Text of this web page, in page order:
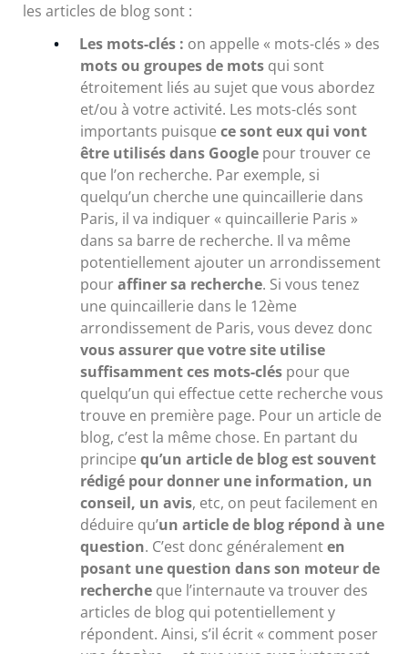
les articles de blog sont :
Les mots-clés : on appelle « mots-clés » des
mots ou groupes de mots qui sont
étroitement liés au sujet que vous abordez
et/ou à votre activité. Les mots-clés sont
importants puisque ce sont eux qui vont
être utilisés dans Google pour trouver ce
que l’on recherche. Par exemple, si
quelqu’un cherche une quincaillerie dans
Paris, il va indiquer « quincaillerie Paris »
dans sa barre de recherche. Il va même
potentiellement ajouter un arrondissement
pouraffiner sa recherche. Si vous tenez
une quincaillerie dans le 12ème
arrondissement de Paris, vous devez donc
vous assurer que votre site utilise
suffisamment ces mots-clés pour que
quelqu’un qui effectue cette recherche vous
trouve en première page. Pour un article de
blog, c’est la même chose. En partant du
principe qu’un article de blog est souvent
rédigé pour donner une information, un
conseil, un avis, etc, on peut facilement en
déduire qu’un article de blog répond à une
question. C’est donc généralementen
posant une question dans son moteur de
recherche que l’internaute va trouver des
articles de blog qui potentiellement y
répondent. Ainsi, s’il écrit « comment poser